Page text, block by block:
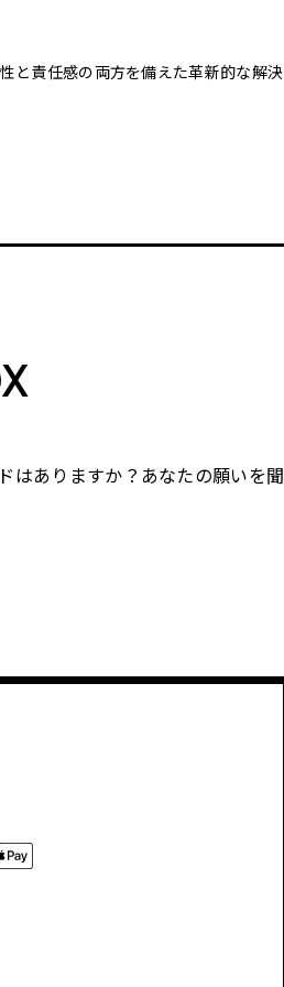
と責任感の両方を備えた革新的な解決
はありますか？あなたの願いを聞